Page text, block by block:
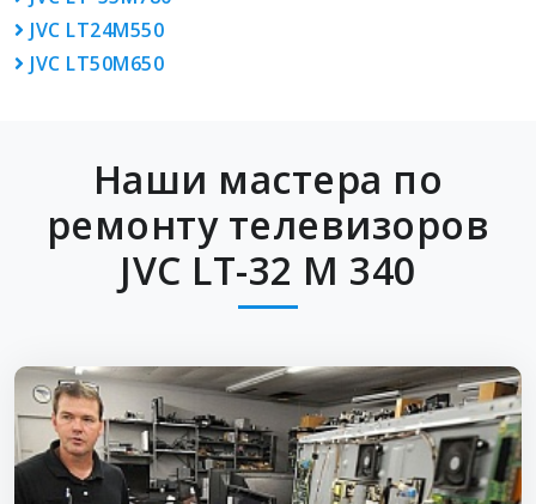
JVC LT24M550
JVC LT50M650
Наши мастера по
ремонту телевизоров
JVC LT-32 M 340